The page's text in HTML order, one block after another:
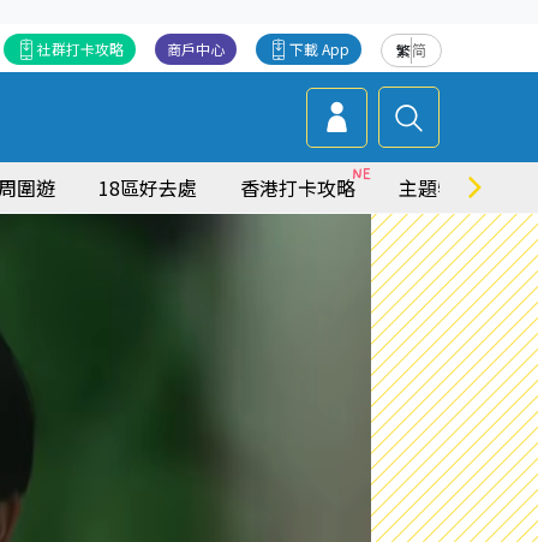
繁简
下載 App
商戶中心
社群打卡攻略
圍遊 18區好去處 香港打卡攻略 主題特集